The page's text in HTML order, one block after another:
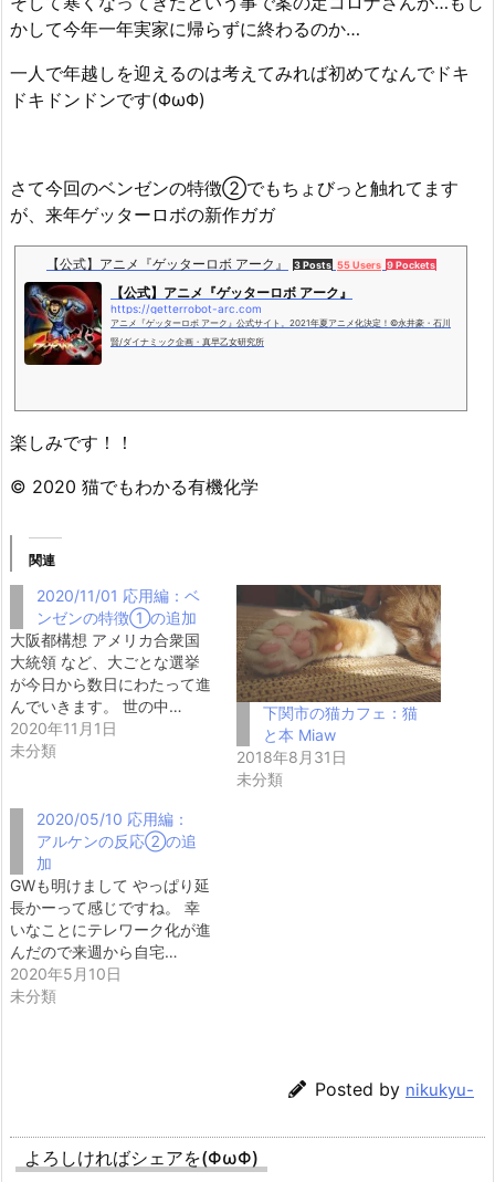
かして今年一年実家に帰らずに終わるのか…
一人で年越しを迎えるのは考えてみれば初めてなんでドキ
ドキドンドンです(ΦωΦ)
さて今回のベンゼンの特徴②でもちょびっと触れてます
が、来年ゲッターロボの新作ガガ
【公式】アニメ『ゲッターロボ アーク』 3 Posts 55 Users 9 Pockets
【公式】アニメ『ゲッターロボ アーク』
https://getterrobot-arc.com
アニメ『ゲッターロボ アーク』公式サイト。2021年夏アニメ化決定！©️永井豪・石川
賢/ダイナミック企画・真早乙女研究所
楽しみです！！
© 2020 猫でもわかる有機化学
関連
2020/11/01 応用編：ベ
ンゼンの特徴①の追加
大阪都構想 アメリカ合衆国
大統領 など、大ごとな選挙
が今日から数日にわたって進
んでいきます。 世の中…
2020年11月1日
未分類
下関市の猫カフェ：猫
と本 Miaw
2018年8月31日
未分類
2020/05/10 応用編：
アルケンの反応②の追
加
GWも明けまして やっぱり延
長かーって感じですね。 幸
いなことにテレワーク化が進
んだので来週から自宅…
2020年5月10日
未分類
Posted by nikukyu-
よろしければシェアを(ΦωΦ)